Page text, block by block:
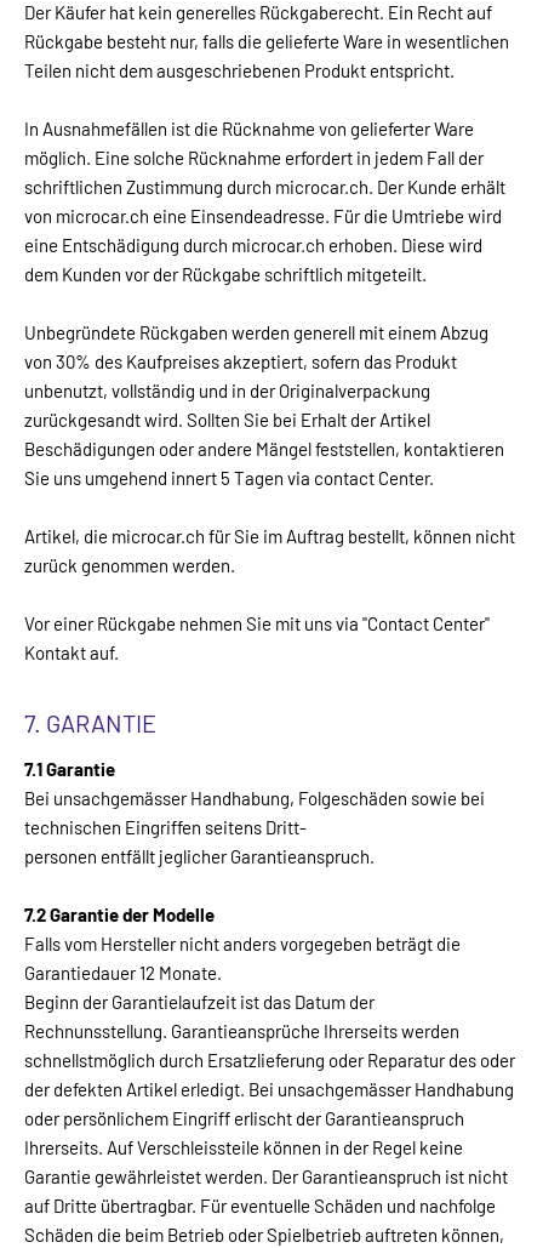
Der Käufer hat kein generelles Rückgaberecht. Ein Recht auf
Rückgabe besteht nur, falls die gelieferte Ware in wesentlichen
Teilen nicht dem ausgeschriebenen Produkt entspricht.
In Ausnahmefällen ist die Rücknahme von gelieferter Ware
möglich. Eine solche Rücknahme erfordert in jedem Fall der
schriftlichen Zustimmung durch microcar.ch. Der Kunde erhält
von microcar.ch eine Einsendeadresse. Für die Umtriebe wird
eine Entschädigung durch microcar.ch erhoben. Diese wird
dem Kunden vor der Rückgabe schriftlich mitgeteilt.
Unbegründete Rückgaben werden generell mit einem Abzug
von 30% des Kaufpreises akzeptiert, sofern das Produkt
unbenutzt, vollständig und in der Originalverpackung
zurückgesandt wird. Sollten Sie bei Erhalt der Artikel
Beschädigungen oder andere Mängel feststellen, kontaktieren
Sie uns umgehend innert 5 Tagen via contact Center.
Artikel, die microcar.ch für Sie im Auftrag bestellt, können nicht
zurück genommen werden.
Vor einer Rückgabe nehmen Sie mit uns via "Contact Center"
Kontakt auf.
7. GARANTIE
7.1 Garantie
Bei unsachgemässer Handhabung, Folgeschäden sowie bei
technischen Eingriffen seitens Dritt-
personen entfällt jeglicher Garantieanspruch.
7.2 Garantie der Modelle
Falls vom Hersteller nicht anders vorgegeben beträgt die
Garantiedauer 12 Monate.
Beginn der Garantielaufzeit ist das Datum der
Rechnunsstellung. Garantieansprüche Ihrerseits werden
schnellstmöglich durch Ersatzlieferung oder Reparatur des oder
der defekten Artikel erledigt. Bei unsachgemässer Handhabung
oder persönlichem Eingriff erlischt der Garantieanspruch
Ihrerseits. Auf Verschleissteile können in der Regel keine
Garantie gewährleistet werden. Der Garantieanspruch ist nicht
auf Dritte übertragbar. Für eventuelle Schäden und nachfolge
Schäden die beim Betrieb oder Spielbetrieb auftreten können,